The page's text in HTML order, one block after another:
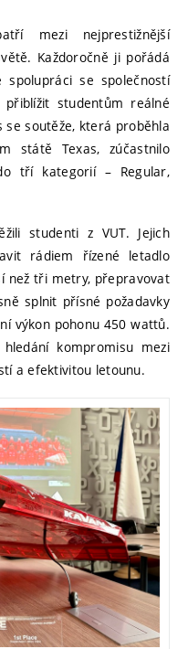
mezi nejprestižnější
Každoročně ji pořádá
spolupráci se společností
studentům reálné
se soutěže, která proběhla
státě Texas, zúčastnilo
tří kategorií – Regular,
studenti z VUT. Jejich
rádiem řízené letadlo
než tři metry, přepravovat
splnit přísné požadavky
výkon pohonu 450 wattů.
kompromisu mezi
a efektivitou letounu.